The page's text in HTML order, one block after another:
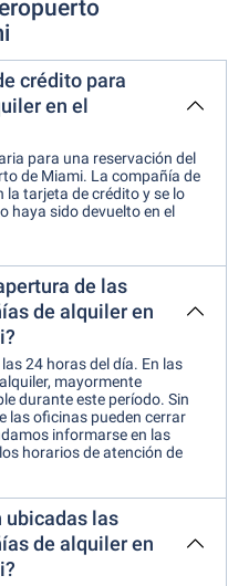
crédito para
en el
para una reservación del
de Miami. La compañía de
la tarjeta de crédito y se lo
haya sido devuelto en el
de las
de alquiler en
24 horas del día. En las
mayormente
durante este período. Sin
las oficinas pueden cerrar
informarse en las
horarios de atención de
ubicadas las
de alquiler en